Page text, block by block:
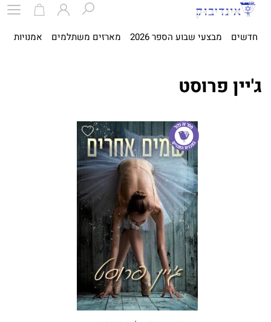
חדשים מבצעי שבוע הספר 2026 מארזים משתלמים אמנויות
ג'יין פרוסט